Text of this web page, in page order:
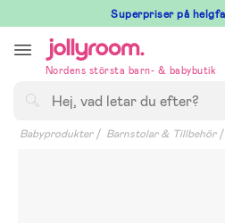
till
innehållet
Superpriser på
Nordens största barn- & babybutik
Babyprodukter Barnstolar & Tillbehör